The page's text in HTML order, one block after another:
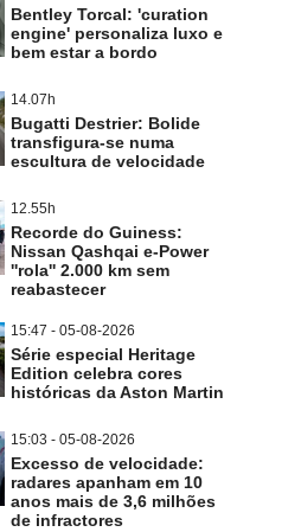
Bentley Torcal: 'curation
engine' personaliza luxo e
bem estar a bordo
14.07h
Bugatti Destrier: Bolide
transfigura-se numa
escultura de velocidade
12.55h
Recorde do Guiness:
Nissan Qashqai e-Power
''rola'' 2.000 km sem
reabastecer
15:47 - 05-08-2026
Série especial Heritage
Edition celebra cores
históricas da Aston Martin
15:03 - 05-08-2026
Excesso de velocidade:
radares apanham em 10
anos mais de 3,6 milhões
de infractores